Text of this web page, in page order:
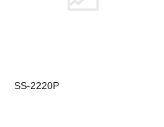
SS-2220P